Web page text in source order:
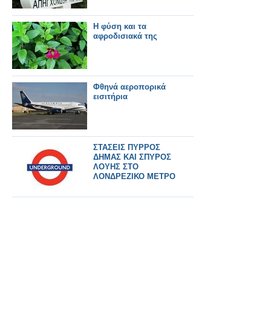
Η φύση και τα
αφροδισιακά της
Φθηνά αεροπορικά
εισιτήρια
ΣΤΑΣΕΙΣ ΠΥΡΡΟΣ
ΔΗΜΑΣ ΚΑΙ ΣΠΥΡΟΣ
ΛΟΥΗΣ ΣΤΟ
ΛΟΝΔΡΕΖΙΚΟ ΜΕΤΡΟ